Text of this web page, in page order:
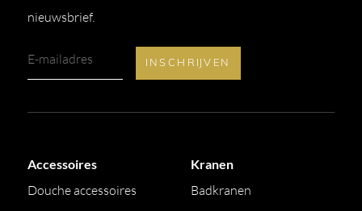
nieuwsbrief.
Accessoires
Douche accessoires
Kranen
Badkranen